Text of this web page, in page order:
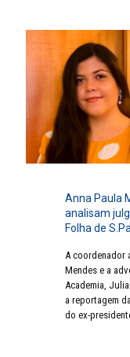
Anna Paula
analisam
Folha de
A coordenador
Mendes e a
Academia,
a reportagem
do ex-